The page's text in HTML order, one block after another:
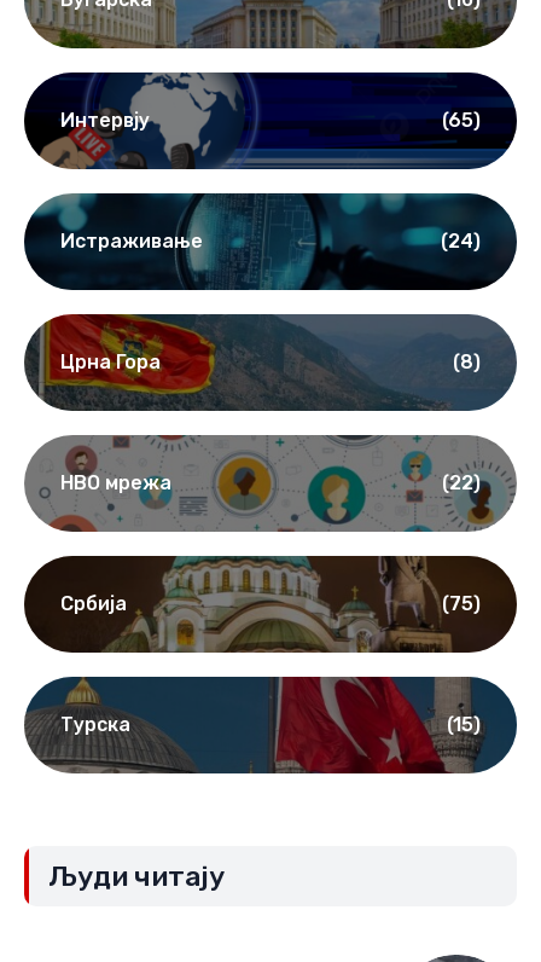
Интервју (65)
Истраживање (24)
Црна Гора (8)
НВО мрежа (22)
Србија (75)
Турска (15)
Људи читају